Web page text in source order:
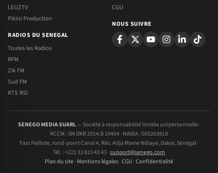
LEUZTV
Pikini Production
RADIOS DU SENEGAL
Toutes les Radios
RFM
Zik FM
Sud FM
RTS RSI
CGU
NOUS SUIVRE
SENEGO MEDIA SUARL— Société à responsabilité limitée unipersonnelle ·
RCCM : SN DKR 2014.B 19404 · NINEA : 005263819
Fass Paillote, rond-point Canal 4, Rés. Adja Mame Ndiaye, Dakar, Sénégal ·
Tél. : +221 33 823 43 43 ·support@senego.com
Plan du site· Mentions légales·CGU ·Confidentialité